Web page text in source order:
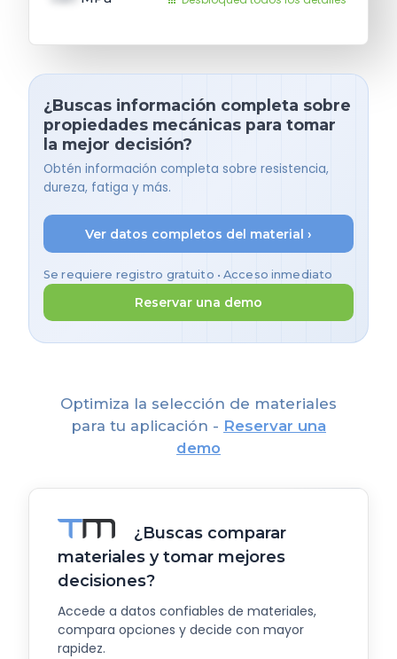
¿Buscas información completa sobre
propiedades mecánicas para tomar
la mejor decisión?
Obtén información completa sobre resistencia,
dureza, fatiga y más.
Ver datos completos del material ›
Se requiere registro gratuito • Acceso inmediato
Reservar una demo
Optimiza la selección de materiales
para tu aplicación - Reservar una
demo
¿Buscas comparar
materiales y tomar mejores
decisiones?
Accede a datos confiables de materiales,
compara opciones y decide con mayor
rapidez.